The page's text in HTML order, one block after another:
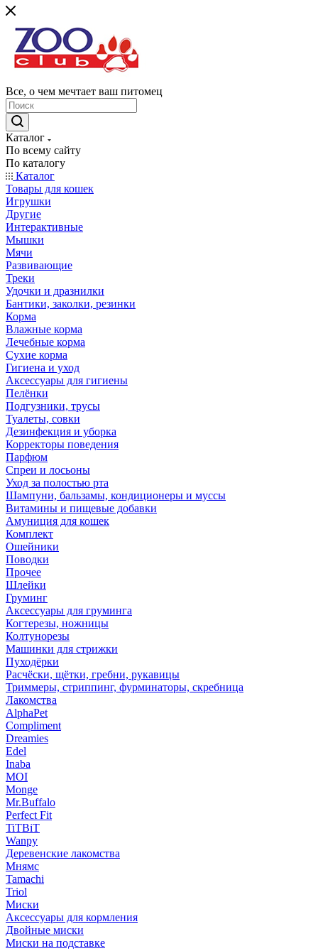
Все, о чем мечтает ваш питомец
Каталог
По всему сайту
По каталогу
Каталог
Товары для кошек
Игрушки
Другие
Интерактивные
Мышки
Мячи
Развивающие
Треки
Удочки и дразнилки
Бантики, заколки, резинки
Корма
Влажные корма
Лечебные корма
Сухие корма
Гигиена и уход
Аксессуары для гигиены
Пелёнки
Подгузники, трусы
Туалеты, совки
Дезинфекция и уборка
Корректоры поведения
Парфюм
Спреи и лосьоны
Уход за полостью рта
Шампуни, бальзамы, кондиционеры и муссы
Витамины и пищевые добавки
Амуниция для кошек
Комплект
Ошейники
Поводки
Прочее
Шлейки
Груминг
Аксессуары для груминга
Когтерезы, ножницы
Колтунорезы
Машинки для стрижки
Пуходёрки
Расчёски, щётки, гребни, рукавицы
Триммеры, стриппинг, фурминаторы, скребница
Лакомства
AlphaPet
Compliment
Dreamies
Edel
Inaba
MOI
Monge
Mr.Buffalo
Perfect Fit
TiTBiT
Wanpy
Деревенские лакомства
Мнямс
Tamachi
Triol
Миски
Аксессуары для кормления
Двойные миски
Миски на подставке